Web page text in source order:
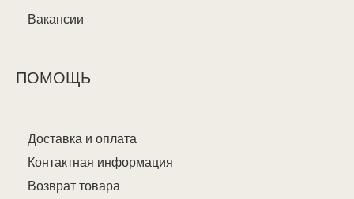
Вакансии
ПОМОЩЬ
Доставка и оплата
Контактная информация
Возврат товара